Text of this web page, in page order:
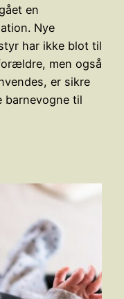
en
Nye
har ikke blot til
men også
er sikre
barnevogne til